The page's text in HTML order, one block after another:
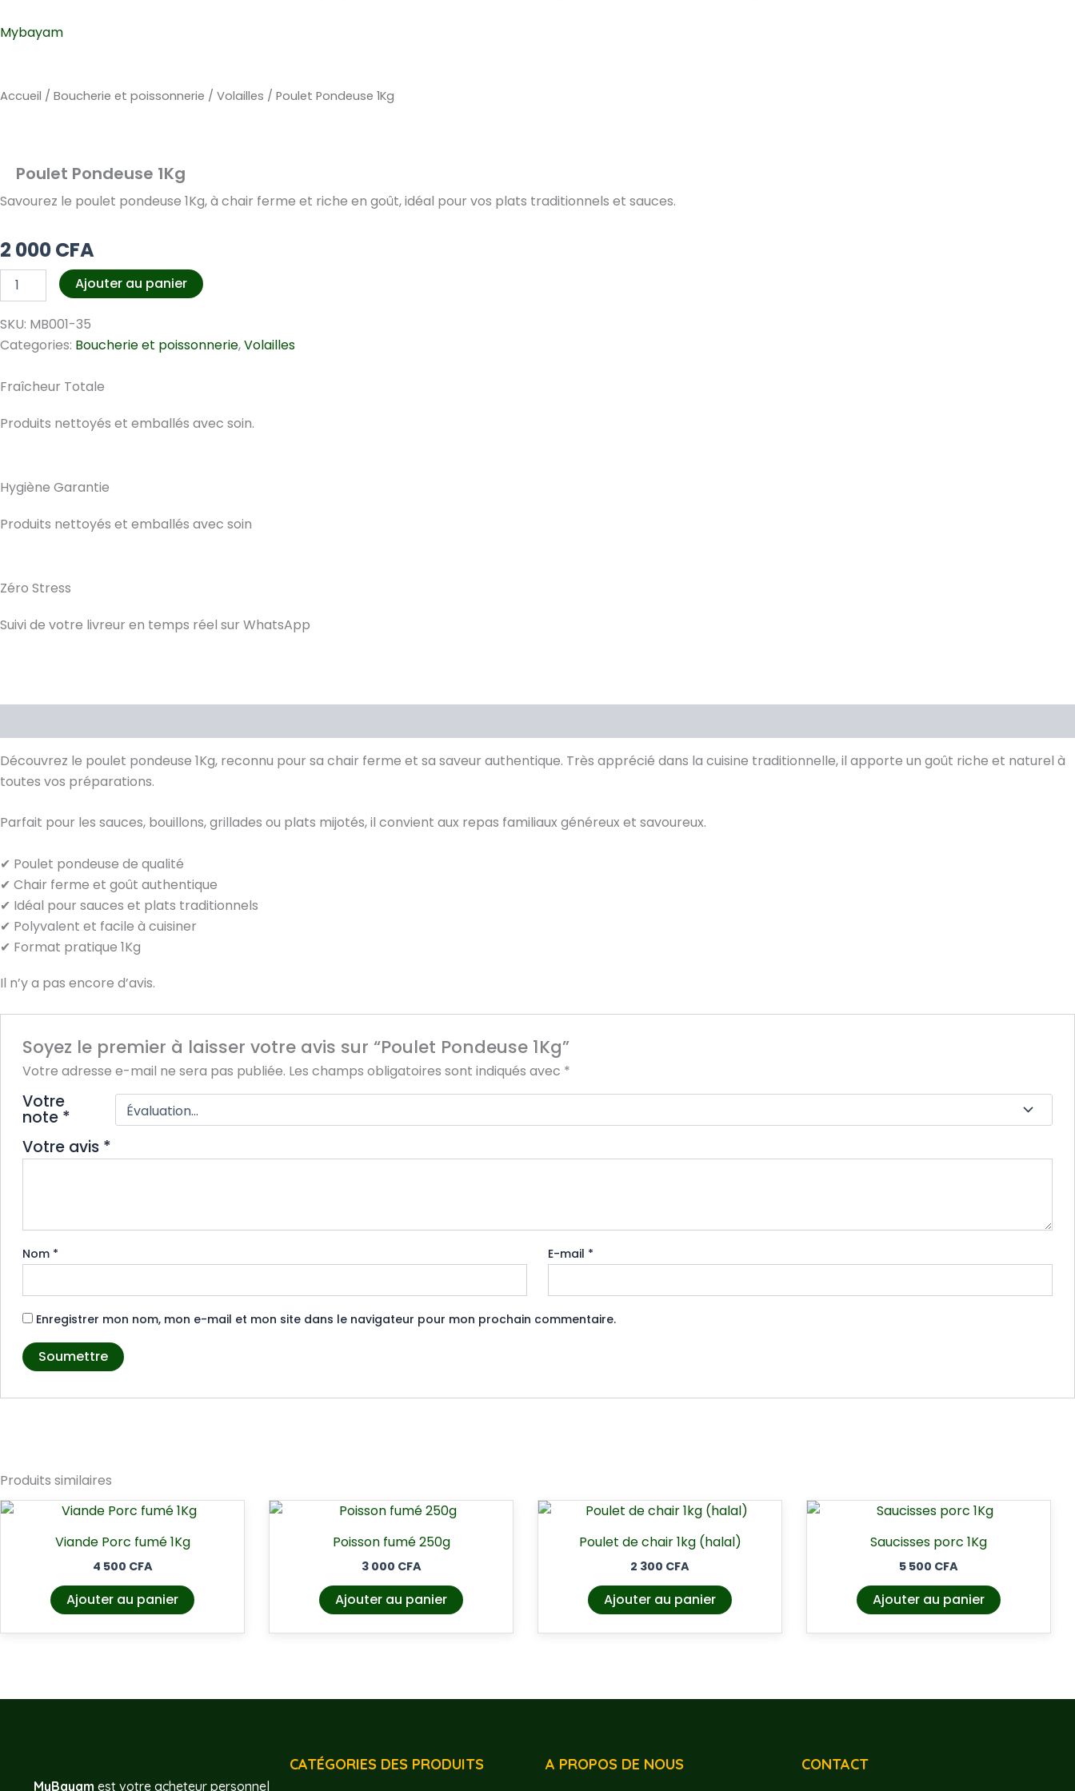
Mybayam
Accueil / Boucherie et poissonnerie / Volailles / Poulet Pondeuse 1Kg
Poulet Pondeuse 1Kg
Savourez le poulet pondeuse 1Kg, à chair ferme et riche en goût, idéal pour vos plats traditionnels et sauces.
2 000CFA
quantité
Pondeuse
1Kg
Ajouter au panier
SKU: MB001-35
Categories: Boucherie et poissonnerie,Volailles
Fraîcheur Totale
Produits nettoyés et emballés avec soin.
Hygiène Garantie
Produits nettoyés et emballés avec soin
Zéro Stress
Suivi de votre livreur en temps réel sur WhatsApp
Découvrez le poulet pondeuse 1Kg, reconnu pour sa chair ferme et sa saveur authentique. Très apprécié dans la cuisine traditionnelle, il apporte un goût riche et naturel à
toutes vos préparations.
Parfait pour les sauces, bouillons, grillades ou plats mijotés, il convient aux repas familiaux généreux et savoureux.
✔ Poulet pondeuse de qualité
✔ Chair ferme et goût authentique
✔ Idéal pour sauces et plats traditionnels
✔ Polyvalent et facile à cuisiner
✔ Format pratique 1Kg
Il n’y a pas encore d’avis.
Soyez le premier à laisser votre avis sur “Poulet Pondeuse 1Kg”
Votre adresse e-mail ne sera pas publiée. Les champs obligatoires sont indiqués avec *
Votre
note *
Votre avis *
Nom * E-mail *
Enregistrer mon nom, mon e-mail et mon site dans le navigateur pour mon prochain commentaire.
Produits similaires
Viande Porc fumé 1Kg
4 500 CFA
Ajouter au panier
Poisson fumé 250g
3 000 CFA
Ajouter au panier
Poulet de chair 1kg (halal)
2 300 CFA
Ajouter au panier
Saucisses porc 1Kg
5 500 CFA
Ajouter au panier
MyBayam est votre acheteur personnel
CATÉGORIES DES PRODUITS A PROPOS DE NOUS CONTACT